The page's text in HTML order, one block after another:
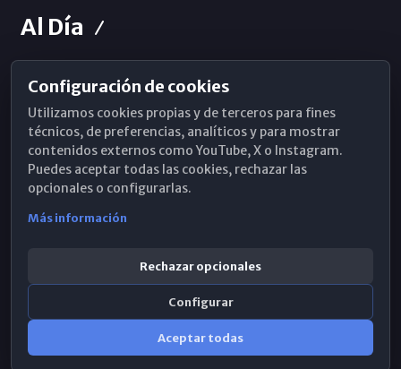
Al Día
Horarios de Misa
Hemeroteca
WhatsApp
Configuración de cookies
Utilizamos cookies propias y de terceros para fines
técnicos, de preferencias, analíticos y para mostrar
contenidos externos como YouTube, X o Instagram.
Puedes aceptar todas las cookies, rechazar las
opcionales o configurarlas.
Más información
Rechazar opcionales
Configurar
Aceptar todas